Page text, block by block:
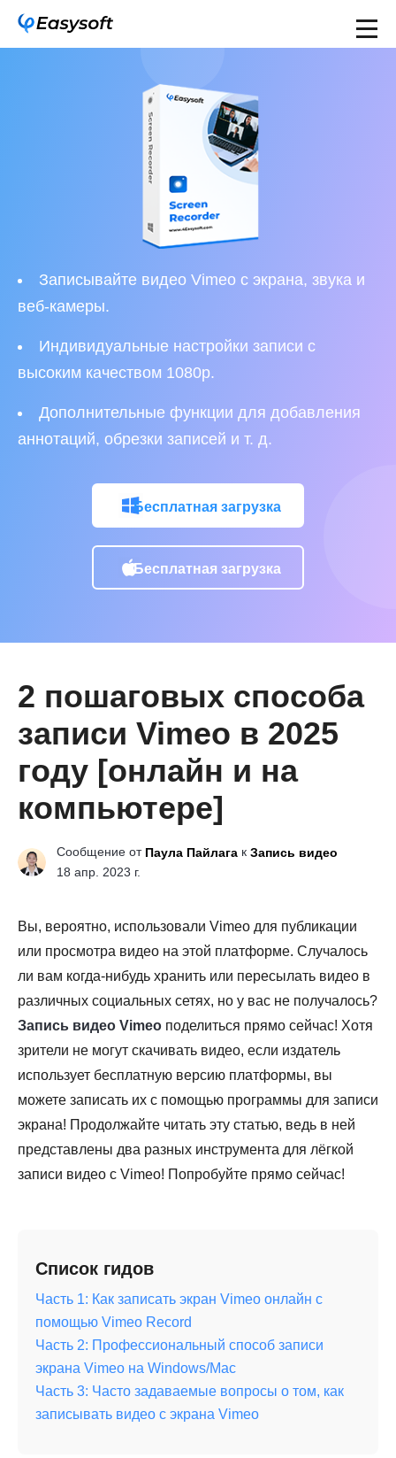
Записывайте видео Vimeo с экрана, звука и
веб-камеры.
Индивидуальные настройки записи с
высоким качеством 1080p.
Дополнительные функции для добавления
аннотаций, обрезки записей и т. д.
Бесплатная загрузка
Бесплатная загрузка
2 пошаговых способа
записи Vimeo в 2025
году [онлайн и на
компьютере]
Сообщение от Паула Пайлага к Запись видео
18 апр. 2023 г.
Вы, вероятно, использовали Vimeo для публикации
или просмотра видео на этой платформе. Случалось
ли вам когда-нибудь хранить или пересылать видео в
различных социальных сетях, но у вас не получалось?
Запись видео Vimeo поделиться прямо сейчас! Хотя
зрители не могут скачивать видео, если издатель
использует бесплатную версию платформы, вы
можете записать их с помощью программы для записи
экрана! Продолжайте читать эту статью, ведь в ней
представлены два разных инструмента для лёгкой
записи видео с Vimeo! Попробуйте прямо сейчас!
Список гидов
Часть 1: Как записать экран Vimeo онлайн с
помощью Vimeo Record
Часть 2: Профессиональный способ записи
экрана Vimeo на Windows/Mac
Часть 3: Часто задаваемые вопросы о том, как
записывать видео с экрана Vimeo